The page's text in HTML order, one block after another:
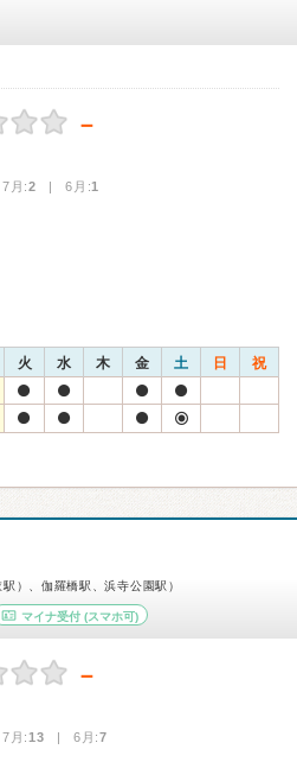
－
月:2 | 6月:1
火 水 木 金 土 日 祝
）、伽羅橋駅、浜寺公園駅）
マイナ受付 (スマホ可)
－
月:13 | 6月:7